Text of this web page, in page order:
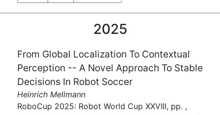
2025
From Global Localization To Contextual
Perception -- A Novel Approach To Stable
Decisions In Robot Soccer
Heinrich Mellmann
RoboCup 2025: Robot World Cup XXVIII, pp. ,